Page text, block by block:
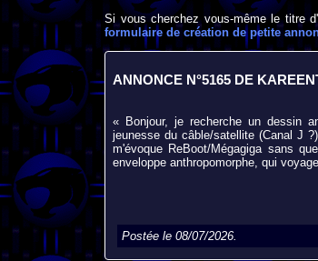
Si vous cherchez vous-même le titre
formulaire de création de petite
ANNONCE N°5165 DE
« Bonjour, je recherche un dessin
jeunesse du câble/satellite (Canal J
m'évoque ReBoot/Mégagiga sans
enveloppe anthropomorphe, qui
Postée le 08/07/2026.